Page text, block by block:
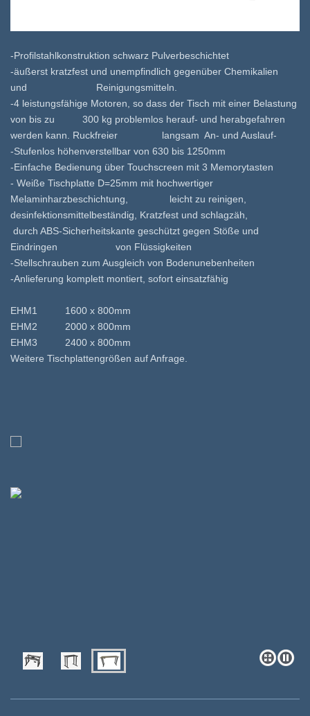
-Profilstahlkonstruktion schwarz Pulverbeschichtet
-äußerst kratzfest und unempfindlich gegenüber Chemikalien
und Reinigungsmitteln.
-4 leistungsfähige Motoren, so dass der Tisch mit einer Belastung
von bis zu 300 kg problemlos herauf- und herabgefahren
werden kann. Ruckfreier langsam An- und Auslauf-
-Stufenlos höhenverstellbar von 630 bis 1250mm
-Einfache Bedienung über Touchscreen mit 3 Memorytasten
- Weiße Tischplatte D=25mm mit hochwertiger
Melaminharzbeschichtung, leicht zu reinigen,
desinfektionsmittelbeständig, Kratzfest und schlagzäh,
durch ABS-Sicherheitskante geschützt gegen Stöße und
Eindringen von Flüssigkeiten
-Stellschrauben zum Ausgleich von Bodenunebenheiten
-Anlieferung komplett montiert, sofort einsatzfähig
EHM1 1600 x 800mm
EHM2 2000 x 800mm
EHM3 2400 x 800mm
Weitere Tischplattengrößen auf Anfrage.